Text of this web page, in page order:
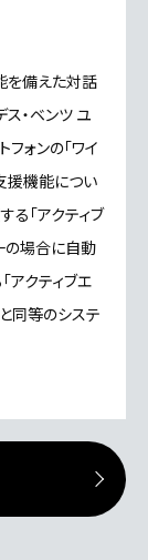
を備えた対話
ス・ベンツ ユ
ォンの「ワイ
援機能につい
「アクティブ
の場合に自動
アクティブエ
同等のシステ